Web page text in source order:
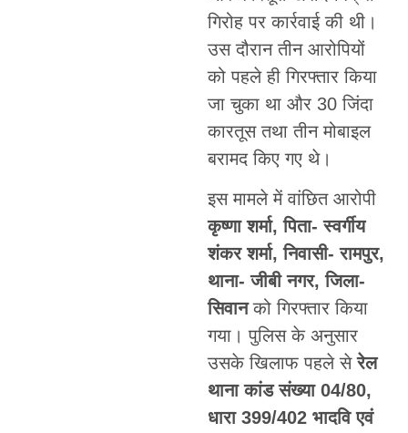
गिरोह पर कार्रवाई की थी।
उस दौरान तीन आरोपियों
को पहले ही गिरफ्तार किया
जा चुका था और 30 जिंदा
कारतूस तथा तीन मोबाइल
बरामद किए गए थे।
इस मामले में वांछित आरोपी
कृष्णा शर्मा, पिता- स्वर्गीय
शंकर शर्मा, निवासी- रामपुर,
थाना- जीबी नगर, जिला-
सिवानको गिरफ्तार किया
गया। पुलिस के अनुसार
उसके खिलाफ पहले सेरेल
थाना कांड संख्या 04/80,
धारा 399/402 भादवि एवं